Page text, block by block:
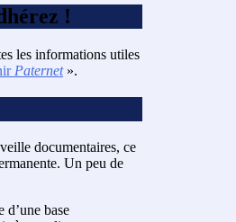
!
les informations utiles
Paternet».
documentaires, ce
Un peu de
d’une base